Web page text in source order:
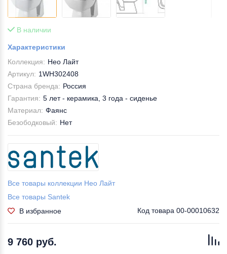
В наличии
Характеристики
Коллекция: Нео Лайт
Артикул: 1WH302408
Страна бренда: Россия
Гарантия: 5 лет - керамика, 3 года - сиденье
Материал: Фаянс
Безободковый: Нет
Все товары коллекции Нео Лайт
Все товары Santek
В избранное
Код товара 00-00010632
9 760 руб.